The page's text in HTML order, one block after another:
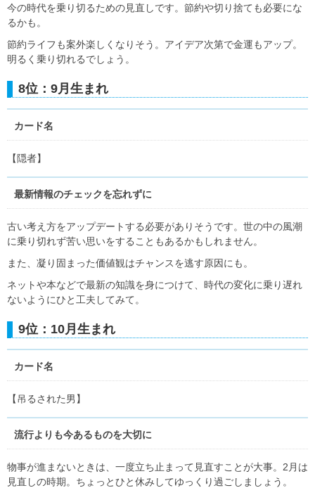
今の時代を乗り切るための見直しです。節約や切り捨ても必要にな
るかも。
節約ライフも案外楽しくなりそう。アイデア次第で金運もアップ。
明るく乗り切れるでしょう。
8位：9月生まれ
カード名
【隠者】
最新情報のチェックを忘れずに
古い考え方をアップデートする必要がありそうです。世の中の風潮
に乗り切れず苦い思いをすることもあるかもしれません。
また、凝り固まった価値観はチャンスを逃す原因にも。
ネットや本などで最新の知識を身につけて、時代の変化に乗り遅れ
ないようにひと工夫してみて。
9位：10月生まれ
カード名
【吊るされた男】
流行よりも今あるものを大切に
物事が進まないときは、一度立ち止まって見直すことが大事。2月は
見直しの時期。ちょっとひと休みしてゆっくり過ごしましょう。